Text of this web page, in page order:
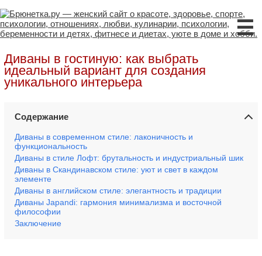
☰
Диваны в гостиную: как выбрать
идеальный вариант для создания
уникального интерьера
Содержание
Диваны в современном стиле: лаконичность и
функциональность
Диваны в стиле Лофт: брутальность и индустриальный шик
Диваны в Скандинавском стиле: уют и свет в каждом
элементе
Диваны в английском стиле: элегантность и традиции
Диваны Japandi: гармония минимализма и восточной
философии
Заключение